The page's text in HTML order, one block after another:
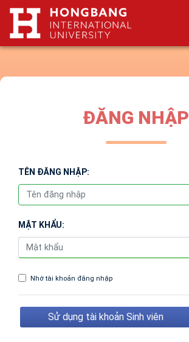
ĐĂNG NHẬP
TÊN ĐĂNG NHẬP:
MẬT KHẨU:
Nhớ tài khoản đăng nhập
Sử dụng tài khoản Sinh viên